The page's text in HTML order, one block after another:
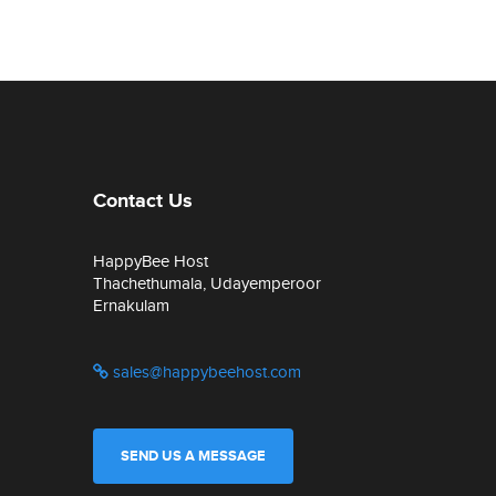
Contact Us
HappyBee Host
Thachethumala, Udayemperoor
Ernakulam
sales@happybeehost.com
SEND US A MESSAGE